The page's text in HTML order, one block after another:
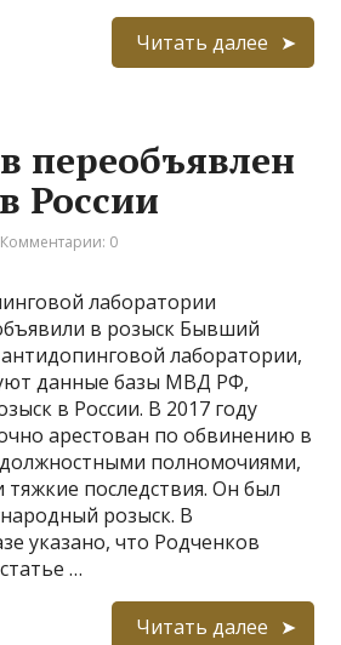
Читать далее
переобъявлен
России
Комментарии: 0
лаборатории
в розыск Бывший
лаборатории,
данные базы МВД РФ,
в России. В 2017 году
арестован по обвинению в
полномочиями,
последствия. Он был
розыск. В
указано, что Родченков
…
Читать далее